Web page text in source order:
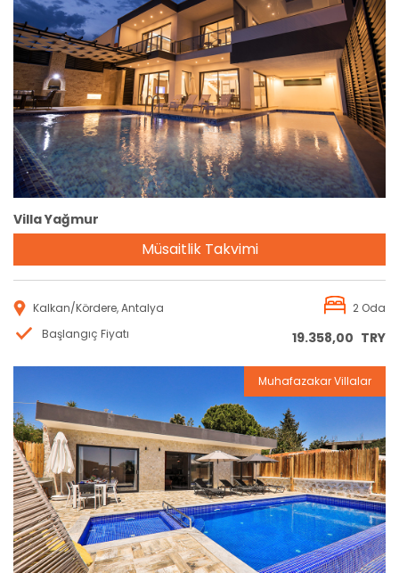
Rezervasyon
Villa Yağmur
Müsaitlik Takvimi
Kalkan/Kördere, Antalya
2 Oda
Başlangıç Fiyatı
19.358,00 TRY
Rezervasyon
Muhafazakar Villalar